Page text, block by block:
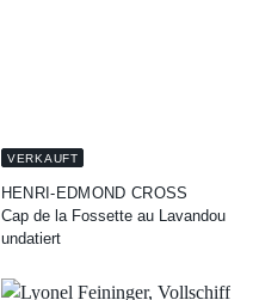
VERKAUFT
HENRI-EDMOND CROSS
Cap de la Fossette au Lavandou
undatiert